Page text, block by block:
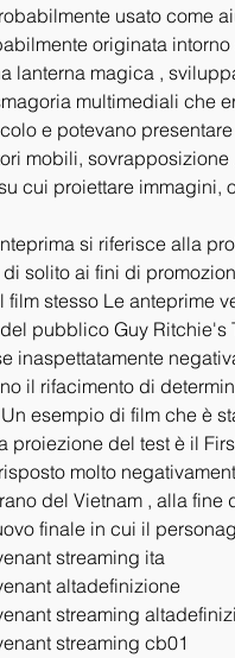
usato come
originata
lanterna magica ,
multimediali che
e potevano
mobili,
cui proiettare immagini,
si riferisce alla
solito ai fini di
stesso Le anteprime
pubblico Guy Ritchie's
inaspettatamente
il rifacimento di
esempio di film che è
proiezione del test è il
molto
del Vietnam , alla
finale in cui il
streaming ita
altadefinizione
streaming
streaming cb01